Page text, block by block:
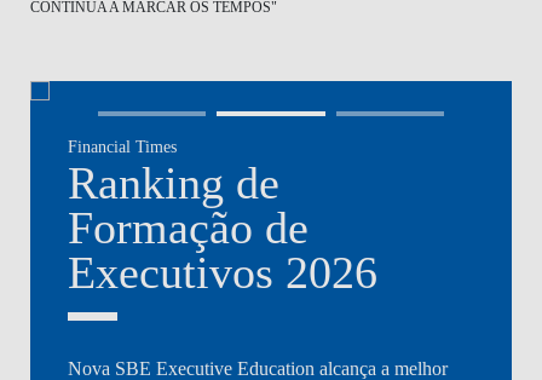
DOCENTES E INVESTIGAÇÃO
COMUNIDADE
LIFE AT NOVA SBE
WHAT'S HAPPENING
Financial Times
Ranking de
Formação de
Executivos 2026
Nova SBE Executive Education alcança a melhor